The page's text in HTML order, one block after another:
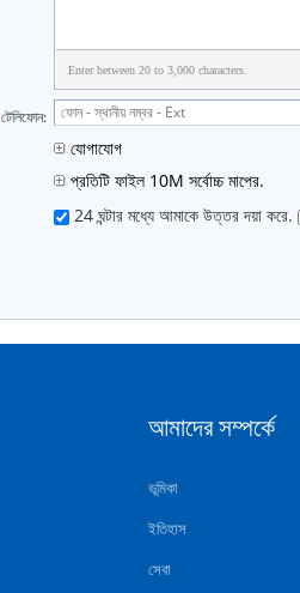
Enter between 20 to 3,000 characters.
টেলিফোন:
যোগাযোগ
প্রতিটি ফাইল 10M সর্বোচ্চ মাপের.
24 ঘন্টার মধ্যে আমাকে উত্তর দয়া করে.
আমাদের সম্পর্কে
ভূমিকা
ইতিহাস
সেবা